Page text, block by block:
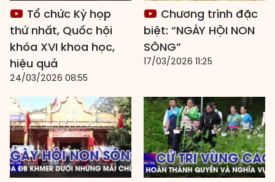
Tổ chức Kỳ họp
thứ nhất, Quốc hội
khóa XVI khoa học,
hiệu quả
24/03/2026 08:55
Chương trình đặc
biệt: “NGÀY HỘI NON
SÔNG”
17/03/2026 11:25